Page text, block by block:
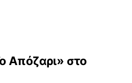
Απόζαρι» στο